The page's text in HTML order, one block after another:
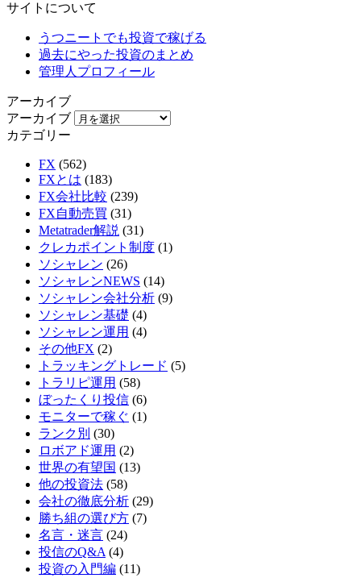
サイトについて
うつニートでも投資で稼げる
過去にやった投資のまとめ
管理人プロフィール
アーカイブ
アーカイブ
カテゴリー
FX (562)
FXとは (183)
FX会社比較 (239)
FX自動売買 (31)
Metatrader解説 (31)
クレカポイント制度 (1)
ソシャレン (26)
ソシャレンNEWS (14)
ソシャレン会社分析 (9)
ソシャレン基礎 (4)
ソシャレン運用 (4)
その他FX (2)
トラッキングトレード (5)
トラリピ運用 (58)
ぼったくり投信 (6)
モニターで稼ぐ (1)
ランク別 (30)
ロボアド運用 (2)
世界の有望国 (13)
他の投資法 (58)
会社の徹底分析 (29)
勝ち組の選び方 (7)
名言・迷言 (24)
投信のQ&A (4)
投資の入門編 (11)